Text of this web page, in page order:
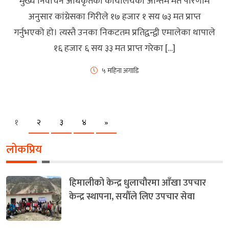
अनुसार कांग्रेसका गिरीले १७ हजार १ सय ७३ मत प्राप्त
गर्नुभएको हाे। त्यस्तै उनका निकटतम प्रतिद्वन्द्वी एमालेका थापाले
१६ हजार ६ सय ३३ मत प्राप्त गरेका […]
५ महिना अगाडि
१ २ ३ ४ »
लोकप्रिय
हिमालीको केन्द्र धुलाचौरमा आँखा उपचार
केन्द्र स्थापना, सयौँले लिए उपचार सेवा